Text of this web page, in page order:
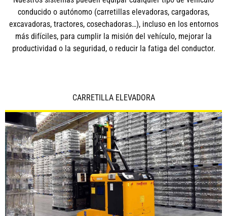
conducido o autónomo (carretillas elevadoras, cargadoras,
excavadoras, tractores, cosechadoras…), incluso en los entornos
más difíciles, para cumplir la misión del vehículo, mejorar la
productividad o la seguridad, o reducir la fatiga del conductor.
CARRETILLA ELEVADORA